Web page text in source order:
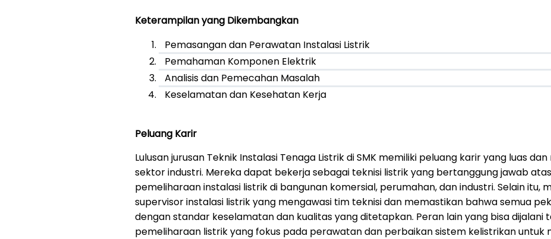
Keterampilan yang Dikembangkan
Pemasangan dan Perawatan Instalasi Listrik
Pemahaman Komponen Elektrik
Analisis dan Pemecahan Masalah
Keselamatan dan Kesehatan Kerja
Peluang Karir
Lulusan jurusan Teknik Instalasi Tenaga Listrik di SMK memiliki peluang karir yang luas
sektor industri. Mereka dapat bekerja sebagai teknisi listrik yang bertanggung jawab
pemeliharaan instalasi listrik di bangunan komersial, perumahan, dan industri. Selain itu,
supervisor instalasi listrik yang mengawasi tim teknisi dan memastikan bahwa semua
dengan standar keselamatan dan kualitas yang ditetapkan. Peran lain yang bisa dijalani
pemeliharaan listrik yang fokus pada perawatan dan perbaikan sistem kelistrikan untuk